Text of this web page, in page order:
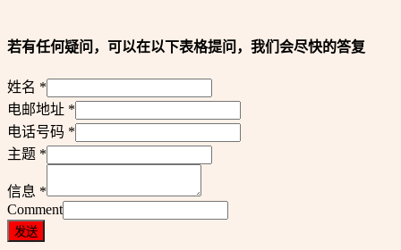
若有任何疑问，可以在以下表格提问，我们会尽快的答复
姓名 *
电邮地址 *
电话号码 *
主题 *
信息 *
Comment
发送